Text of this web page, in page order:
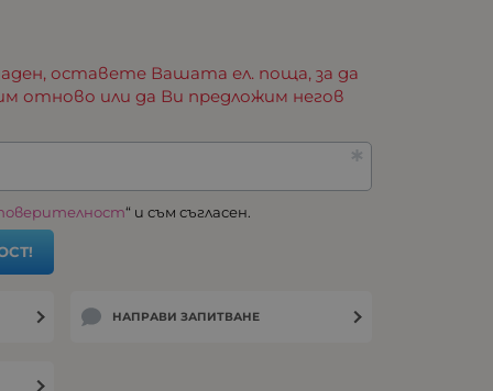
оставете Вашата ел. поща, за да
отново или да Ви предложим негов
“ и съм съгласен.
НАПРАВИ ЗАПИТВАНЕ